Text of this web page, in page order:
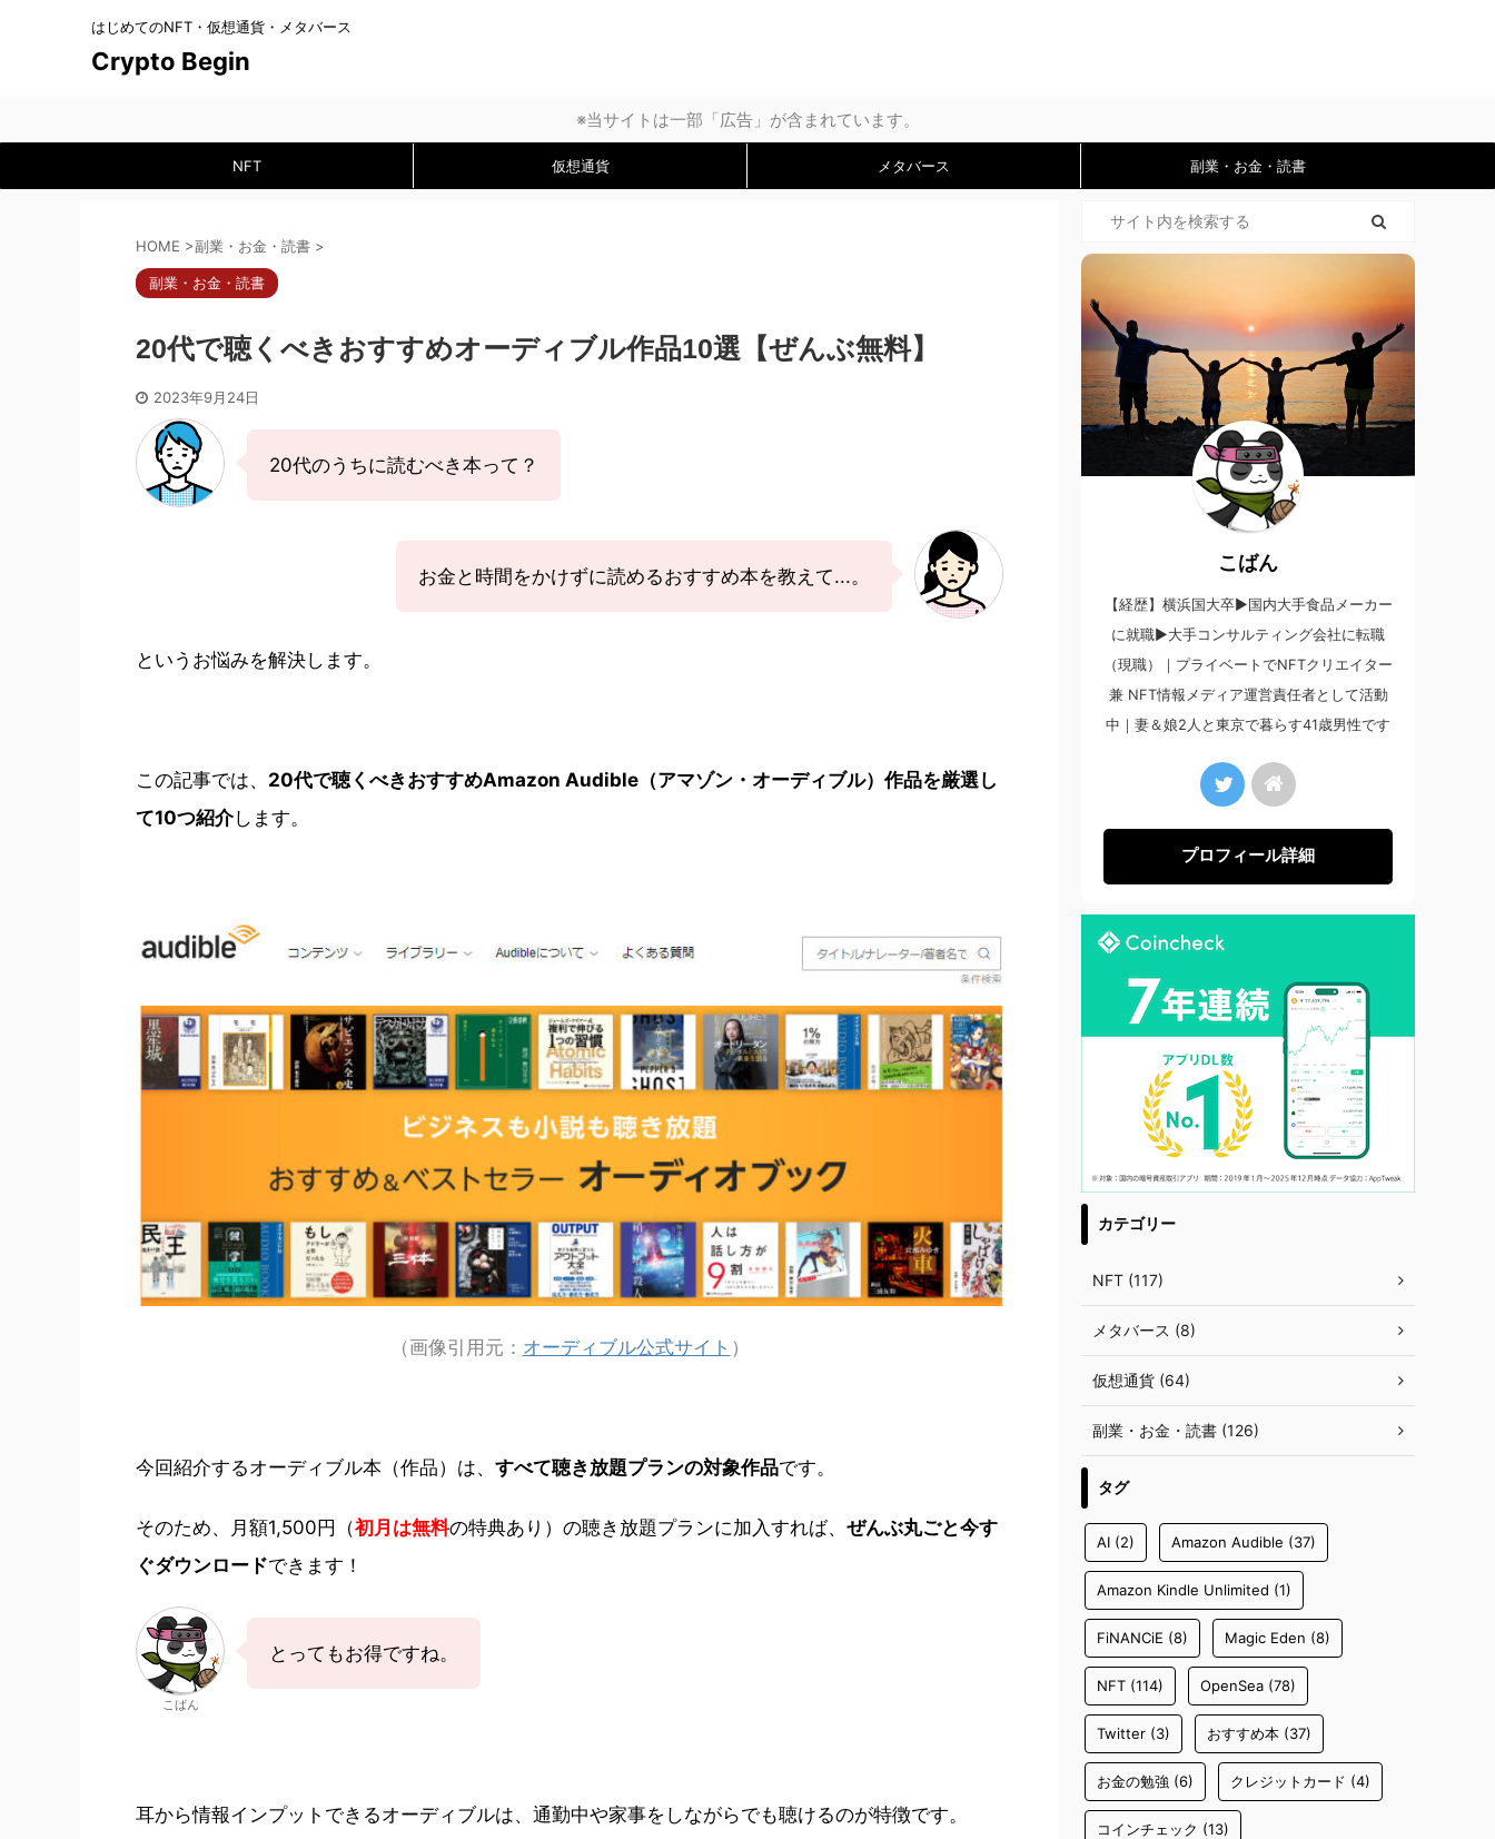
はじめてのNFT・仮想通貨・メタバース
Crypto Begin
※当サイトは一部「広告」が含まれています。
NFT 仮想通貨 メタバース 副業・お金・読書
HOME >副業・お金・読書 >
副業・お金・読書
20代で聴くべきおすすめオーディブル作品10選【ぜんぶ無料】
2023年9月24日
20代のうちに読むべき本って？
お金と時間をかけずに読めるおすすめ本を教えて...。
というお悩みを解決します。
この記事では、 20代で聴くべきおすすめAmazon Audible（アマゾン・オーディブル）作品を厳選し
て10つ紹介します。
（画像引用元： オーディブル公式サイト ）
今回紹介するオーディブル本（作品）は、 すべて聴き放題プランの対象作品です。
そのため、月額1,500円（初月は無料の特典あり）の聴き放題プランに加入すれば、 ぜんぶ丸ごと今す
ぐダウンロードできます！
こばん
とってもお得ですね。
耳から情報インプットできるオーディブルは、通勤中や家事をしながらでも聴けるのが特徴です。
こばん
【経歴】横浜国大卒▶︎国内大手食品メーカー
に就職▶︎大手コンサルティング会社に転職
（現職）｜プライベートでNFTクリエイター
兼 NFT情報メディア運営責任者として活動
中｜妻＆娘2人と東京で暮らす41歳男性です
プロフィール詳細
カテゴリー
NFT (117)
メタバース (8)
仮想通貨 (64)
副業・お金・読書 (126)
タグ
AI (2) Amazon Audible (37)
Amazon Kindle Unlimited (1)
FiNANCiE (8) Magic Eden (8)
NFT (114) OpenSea (78)
Twitter (3) おすすめ本 (37)
お金の勉強 (6) クレジットカード (4)
コインチェック (13)